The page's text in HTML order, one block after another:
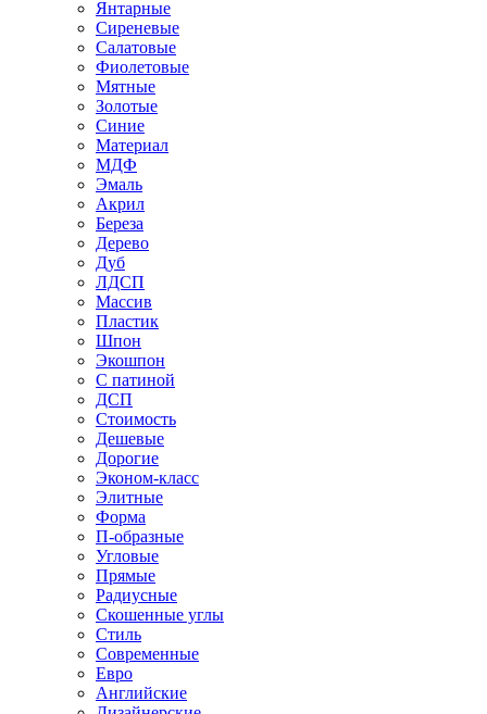
Янтарные
Сиреневые
Салатовые
Фиолетовые
Мятные
Золотые
Синие
Материал
МДФ
Эмаль
Акрил
Береза
Дерево
Дуб
ЛДСП
Массив
Пластик
Шпон
Экошпон
С патиной
ДСП
Стоимость
Дешевые
Дорогие
Эконом-класс
Элитные
Форма
П-образные
Угловые
Прямые
Радиусные
Скошенные углы
Стиль
Современные
Евро
Английские